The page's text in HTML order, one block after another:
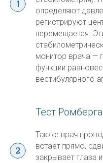
определяют
регистрируют
перемещается.
монитор врача —
функции
вестибулярного
Тест Ромберга
Также врач
встаёт прямо,
закрывает глаза